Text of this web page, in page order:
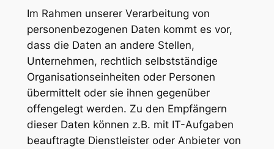
Im Rahmen unserer Verarbeitung von
personenbezogenen Daten kommt es vor,
dass die Daten an andere Stellen,
Unternehmen, rechtlich selbstständige
Organisationseinheiten oder Personen
übermittelt oder sie ihnen gegenüber
offengelegt werden. Zu den Empfängern
dieser Daten können z.B. mit IT-Aufgaben
beauftragte Dienstleister oder Anbieter von